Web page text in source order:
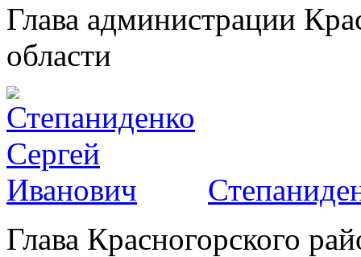
Глава администрации
области
Глава Красногорского